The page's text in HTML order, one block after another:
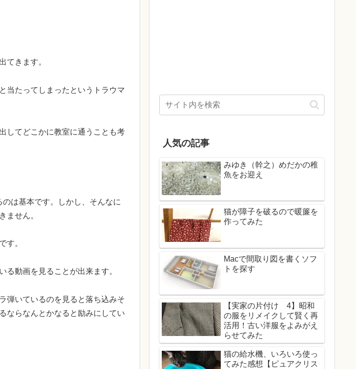
てきます。
当たってしまったというトラウマ
してどこかに教室に通うことも考
は基本です。しかし、そんなに
ません。
です。
る動画を見ることが出来ます。
弾いているのを見ると落ち込みそ
ならなんとかなると励みにしてい
人気の記事
みゆき（幹之）めだかの稚
魚をお迎え
猫が障子を破るので暖簾を
作ってみた
Macで間取り図を書くソフ
トを探す
【実家の片付け 4】昭和
の服をリメイクして賢く再
活用！古い洋服をよみがえ
らせてみた
猫の給水機、いろいろ使っ
てみた感想【ピュアクリス